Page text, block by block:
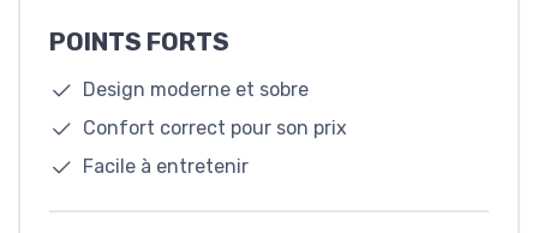
POINTS FORTS
Design moderne et sobre
Confort correct pour son prix
Facile à entretenir